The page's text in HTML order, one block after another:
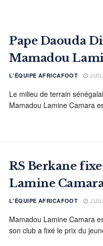
Pape Daouda
Mamadou
L'ÉQUIPE AFRICAFOOT
Le milieu de terrain
Mamadou Lamine Camara
RS Berkane
Lamine
L'ÉQUIPE AFRICAFOOT
Mamadou Lamine Camara
son club a fixé le prix du